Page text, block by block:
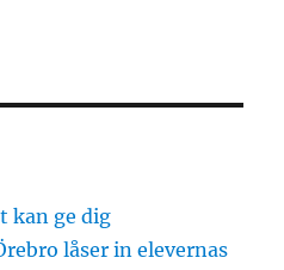
kan ge dig
låser in elevernas